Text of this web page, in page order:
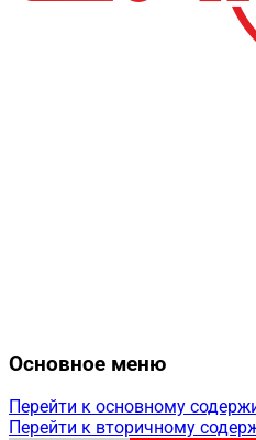
Основное меню
Перейти к основному
Перейти к вторичному